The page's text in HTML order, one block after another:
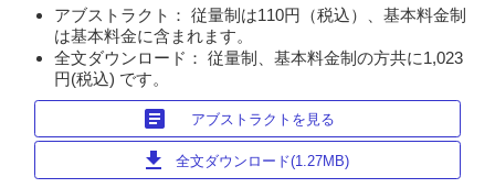
アブストラクト： 従量制は110円（税込）、基本料金制
は基本料金に含まれます。
全文ダウンロード： 従量制、基本料金制の方共に1,023
円(税込) です。
article アブストラクトを見る
download 全文ダウンロード(1.27MB)